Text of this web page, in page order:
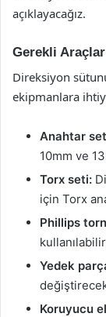
açıklayacağız.
Gerekli
Direksiyon
ekipmanlara
Anahtar
10mm ve
Torx seti:
için Torx
Phillips
Yedek
Koruyucu